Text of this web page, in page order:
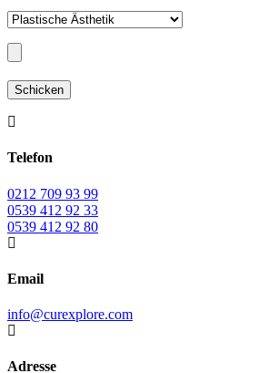
Telefon
0212 709 93 99
0539 412 92 33
0539 412 92 80
Email
info@curexplore.com
Adresse